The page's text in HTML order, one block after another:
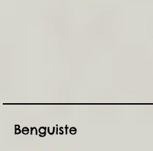
Benguiste